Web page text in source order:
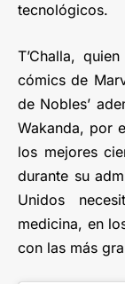
tecnológicos.
T’Challa,
cómics de
de Nobles’
Wakanda, por
los mejores
durante su
Unidos
medicina, en
con las más